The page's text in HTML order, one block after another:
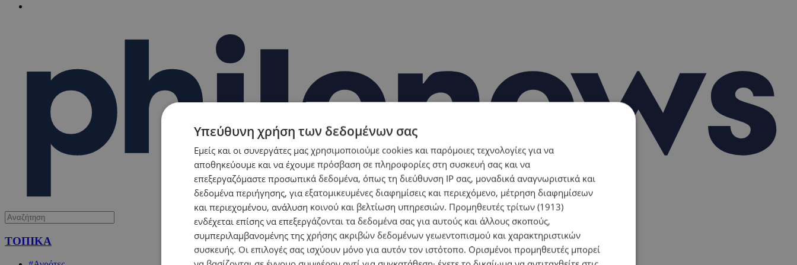
ΤΟΠΙΚΑ
Υπεύθυνη χρήση των δεδομένων σας
Εμείς και οι συνεργάτες μας χρησιμοποιούμε cookies και παρόμοιες τεχνολογίες για να
αποθηκεύουμε και να έχουμε πρόσβαση σε πληροφορίες στη συσκευή σας και να
επεξεργαζόμαστε προσωπικά δεδομένα, όπως τη διεύθυνση IP σας, μοναδικά αναγνωριστικά και
δεδομένα περιήγησης, για εξατομικευμένες διαφημίσεις και περιεχόμενο, μέτρηση διαφημίσεων
και περιεχομένου, ανάλυση κοινού και βελτίωση υπηρεσιών. Προμηθευτές τρίτων (1913)
ενδέχεται επίσης να επεξεργάζονται τα δεδομένα σας για αυτούς και άλλους σκοπούς,
συμπεριλαμβανομένης της χρήσης ακριβών δεδομένων γεωεντοπισμού και χαρακτηριστικών
συσκευής. Οι επιλογές σας ισχύουν μόνο για αυτόν τον ιστότοπο. Ορισμένοι προμηθευτές μπορεί